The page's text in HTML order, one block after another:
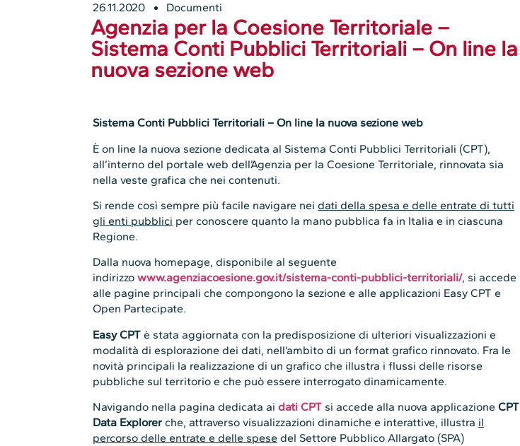
26.11.2020 Documenti
Agenzia per la Coesione Territoriale –
Sistema Conti Pubblici Territoriali – On line la
nuova sezione web
Sistema Conti Pubblici Territoriali – On line la nuova sezione web
È on line la nuova sezione dedicata al Sistema Conti Pubblici Territoriali (CPT),
all’interno del portale web dell’Agenzia per la Coesione Territoriale, rinnovata sia
nella veste grafica che nei contenuti.
Si rende così sempre più facile navigare neidati della spesa e delle entrate di tutti
gli enti pubblici per conoscere quanto la mano pubblica fa in Italia e in ciascuna
Regione.
Dalla nuova homepage, disponibile al seguente
indirizzowww.agenziacoesione.gov.it/sistema-conti-pubblici-territoriali/, si accede
alle pagine principali che compongono la sezione e alle applicazioni Easy CPT e
Open Partecipate.
Easy CPTè stata aggiornata con la predisposizione di ulteriori visualizzazioni e
modalità di esplorazione dei dati, nell’ambito di un format grafico rinnovato. Fra le
novità principali la realizzazione di un grafico che illustra i flussi delle risorse
pubbliche sul territorio e che può essere interrogato dinamicamente.
Navigando nella pagina dedicata aidati CPT si accede alla nuova applicazioneCPT
Data Explorer che, attraverso visualizzazioni dinamiche e interattive, illustra il
percorso delle entrate e delle spese del Settore Pubblico Allargato (SPA)